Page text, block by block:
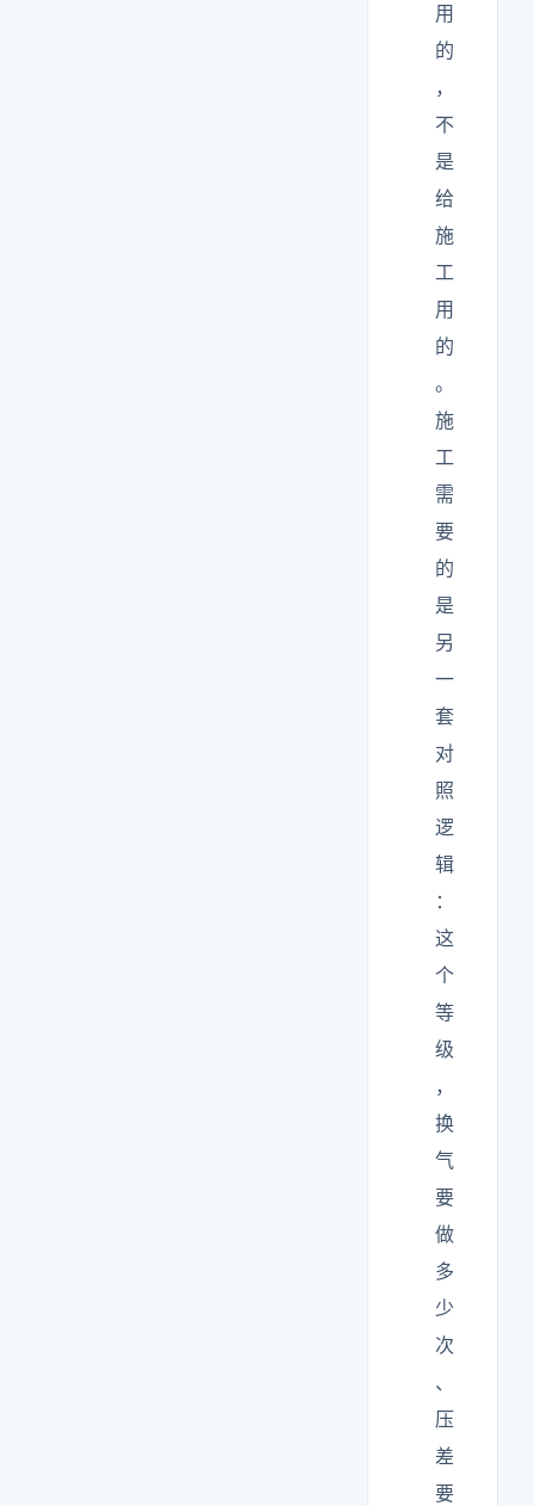
用
的
，
不
是
给
施
工
用
的
。
施
工
需
要
的
是
另
一
套
对
照
逻
辑
：
这
个
等
级
，
换
气
要
做
多
少
次
、
压
差
要